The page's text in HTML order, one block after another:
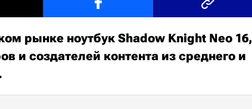
рынке ноутбук Shadow Knight Neo 16,
и создателей контента из среднего и